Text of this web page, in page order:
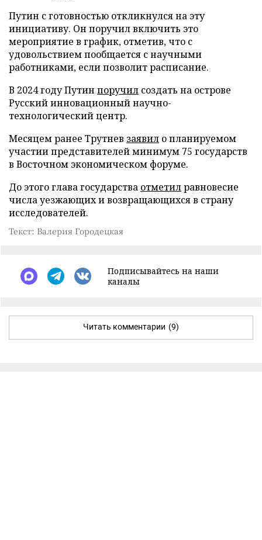
Путин с готовностью откликнулся на эту
инициативу. Он поручил включить это
мероприятие в график, отметив, что с
удовольствием пообщается с научными
работниками, если позволит расписание.
В 2024 году Путин поручил создать на острове
Русский инновационный научно-
технологический центр.
Месяцем ранее Трутнев заявил о планируемом
участии представителей минимум 75 государств
в Восточном экономическом форуме.
До этого глава государства отметилравновесие
числа уезжающих и возвращающихся в страну
исследователей.
Текст: Валерия Городецкая
Подписывайтесь на наши
каналы
Читать комментарии (9)